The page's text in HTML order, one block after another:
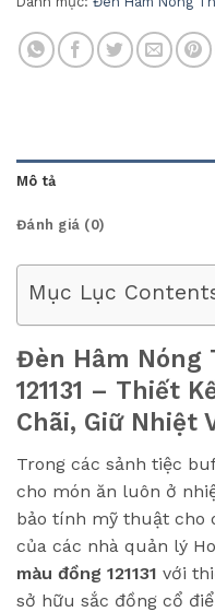
Mô tả
Đánh giá (0)
Mục Lục
Đèn Hâm Nóng
121131 – Thiết
Chãi, Giữ Nhiệt
Trong các sảnh tiệc
cho món ăn luôn ở
bảo tính mỹ thuật cho
của các nhà quản lý
màu đồng 121131 với
sở hữu sắc đồng cổ